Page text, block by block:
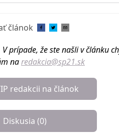
článok
prípade, že ste našli v článku
naredakcia@sp21.sk
redakcii na článok
Diskusia (0)